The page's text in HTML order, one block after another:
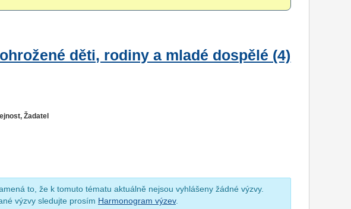
děti, rodiny a mladé dospělé (4)
Žadatel
to, že k tomuto tématu aktuálně nejsou vyhlášeny žádné výzvy.
výzvy sledujte prosím Harmonogram výzev.